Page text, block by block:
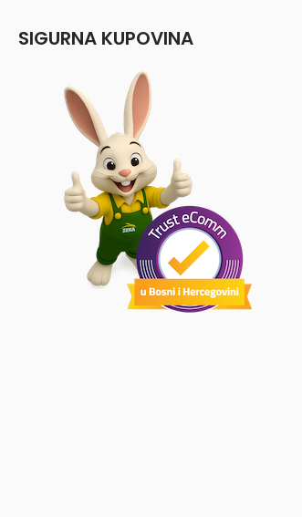
SIGURNA KUPOVINA